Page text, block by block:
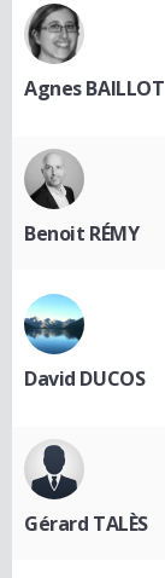
Agnes BAILLOT
Benoit RÉMY
David DUCOS
Gérard TALÈS